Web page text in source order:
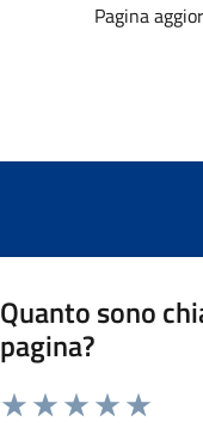
Pagina
Quanto sono
pagina?